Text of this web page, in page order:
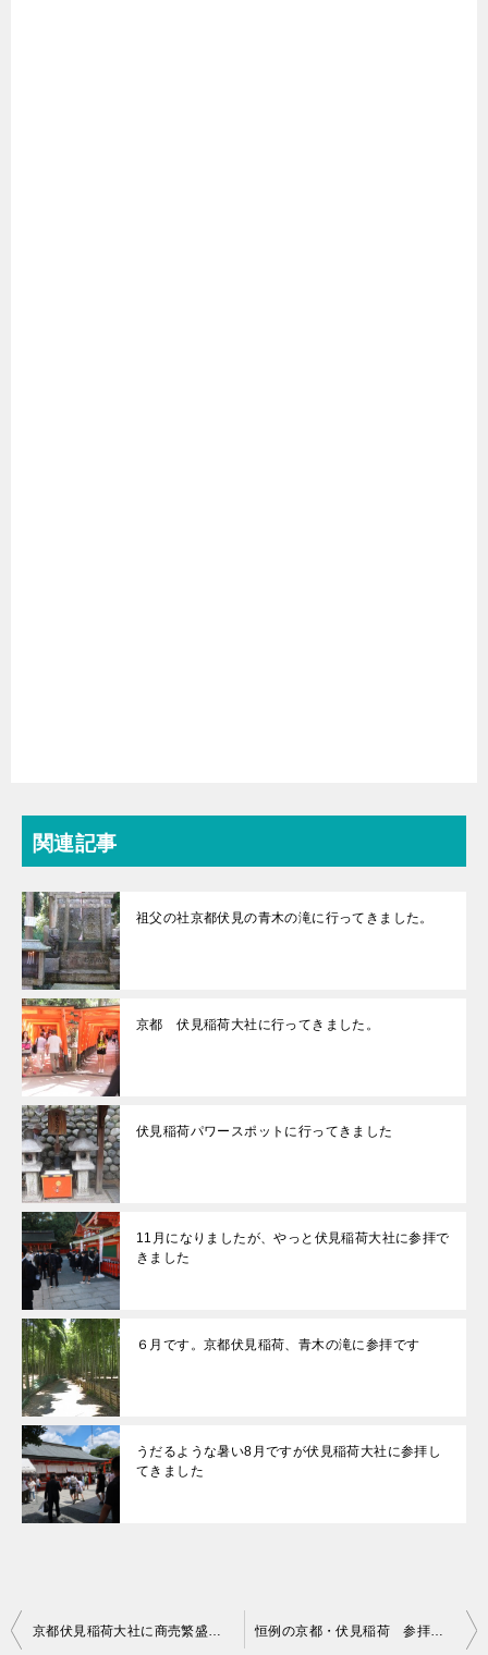
関連記事
祖父の社京都伏見の青木の滝に行ってきました。
京都 伏見稲荷大社に行ってきました。
伏見稲荷パワースポットに行ってきました
11月になりましたが、やっと伏見稲荷大社に参拝で
きました
６月です。京都伏見稲荷、青木の滝に参拝です
うだるような暑い8月ですが伏見稲荷大社に参拝し
てきました
投
京都伏見稲荷大社に商売繁盛の祈願に行ってきました 恒例の京都・伏見稲荷 参拝してきました。